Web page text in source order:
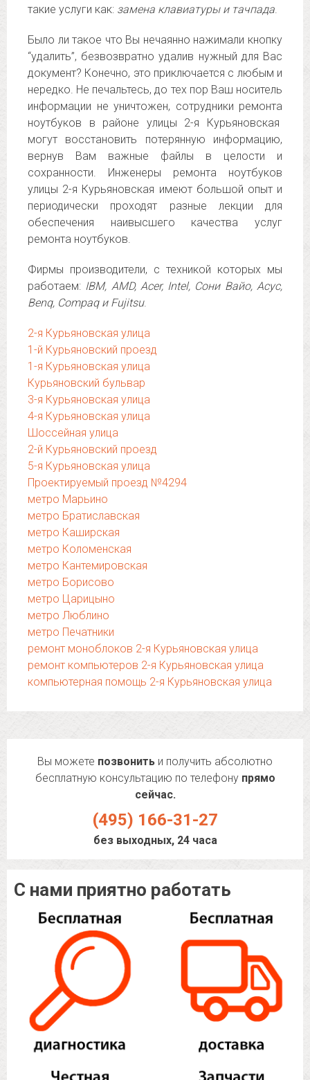
такие услуги как: замена клавиатуры и тачпада.
Было ли такое что Вы нечаянно нажимали кнопку
“удалить”, безвозвратно удалив нужный для Вас
документ? Конечно, это приключается с любым и
нередко. Не печальтесь, до тех пор Ваш носитель
информации не уничтожен, сотрудники ремонта
ноутбуков в районе улицы 2-я Курьяновская
могут восстановить потерянную информацию,
вернув Вам важные файлы в целости и
сохранности. Инженеры ремонта ноутбуков
улицы 2-я Курьяновская имеют большой опыт и
периодически проходят разные лекции для
обеспечения наивысшего качества услуг
ремонта ноутбуков.
Фирмы производители, с техникой которых мы
работаем: IBM, AMD, Acer, Intel, Сони Вайо, Асус,
Benq, Compaq и Fujitsu.
2-я Курьяновская улица
1-й Курьяновский проезд
1-я Курьяновская улица
Курьяновский бульвар
3-я Курьяновская улица
4-я Курьяновская улица
Шоссейная улица
2-й Курьяновский проезд
5-я Курьяновская улица
Проектируемый проезд №4294
метро Марьино
метро Братиславская
метро Каширская
метро Коломенская
метро Кантемировская
метро Борисово
метро Царицыно
метро Люблино
метро Печатники
ремонт моноблоков 2-я Курьяновская улица
ремонт компьютеров 2-я Курьяновская улица
компьютерная помощь 2-я Курьяновская улица
Вы можете позвонить и получить абсолютно
бесплатную консультацию по телефону прямо
сейчас.
(495) 166-31-27
без выходных, 24 часа
С нами приятно работать